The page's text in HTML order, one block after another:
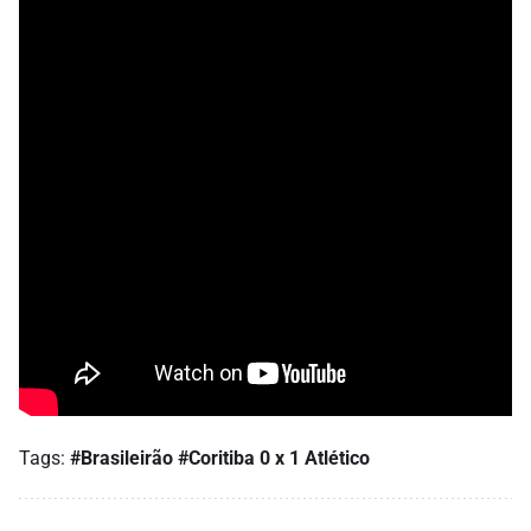
Tags: #Brasileirão #Coritiba 0 x 1 Atlético